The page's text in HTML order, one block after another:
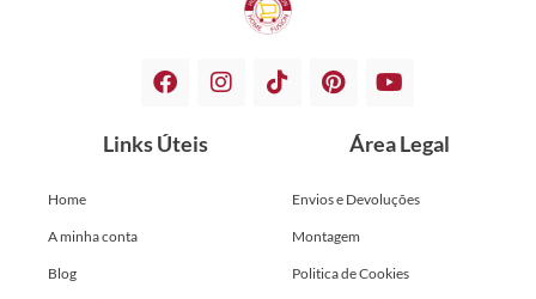
Links Úteis
Home
A minha conta
Blog
Área Legal
Envios e Devoluções
Montagem
Politica de Cookies